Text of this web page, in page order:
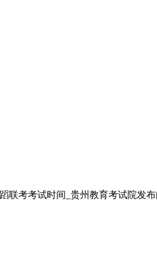
联考考试时间_贵州教育考试院发